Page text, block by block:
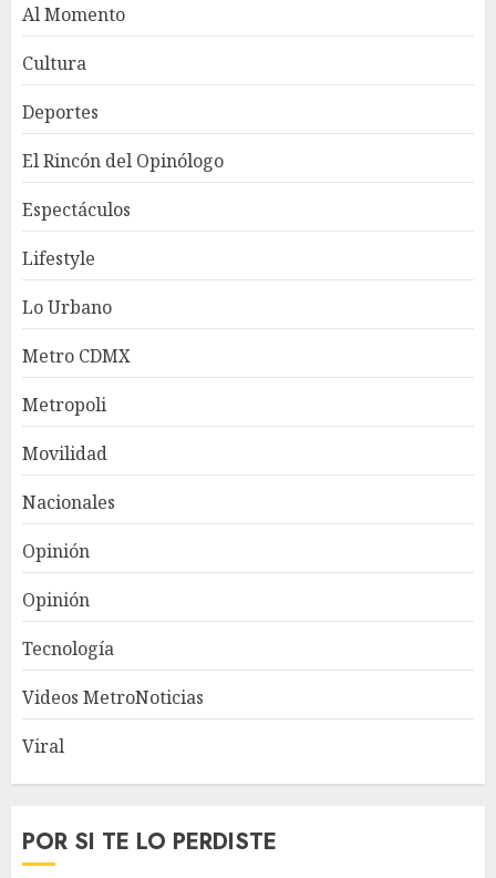
Al Momento
Cultura
Deportes
El Rincón del Opinólogo
Espectáculos
Lifestyle
Lo Urbano
Metro CDMX
Metropoli
Movilidad
Nacionales
Opinión
Opinión
Tecnología
Videos MetroNoticias
Viral
POR SI TE LO PERDISTE